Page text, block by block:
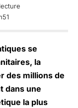
se
la
des millions de
dans une
la plus